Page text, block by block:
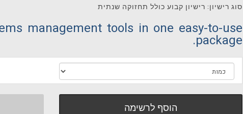
סוג רישיון: רישיון קבוע כולל תחזוקה שנתית
management tools in one easy-to-use
package.
הוסף לרשימה